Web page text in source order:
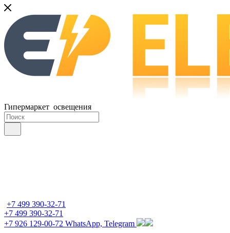
Гипермаркет освещения
+7 499 390-32-71
+7 499 390-32-71
+7 926 129-00-72 WhatsApp, Telegram